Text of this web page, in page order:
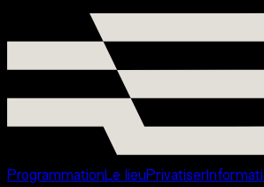
ProgrammationLe lieuPrivatiser